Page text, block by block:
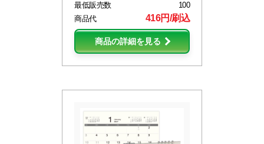
最低販売数
100
商品代
416円/刷込
商品の詳細を見る